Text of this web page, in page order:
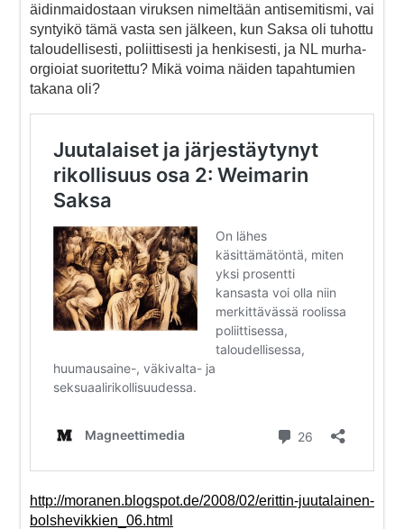
äidinmaidostaan viruksen nimeltään antisemitismi, vai
syntyikö tämä vasta sen jälkeen, kun Saksa oli tuhottu
taloudellisesti, poliittisesti ja henkisesti, ja NL murha-
orgioiat suoritettu? Mikä voima näiden tapahtumien
takana oli?
http://moranen.blogspot.de/2008/02/erittin-juutalainen-
bolshevikkien_06.html